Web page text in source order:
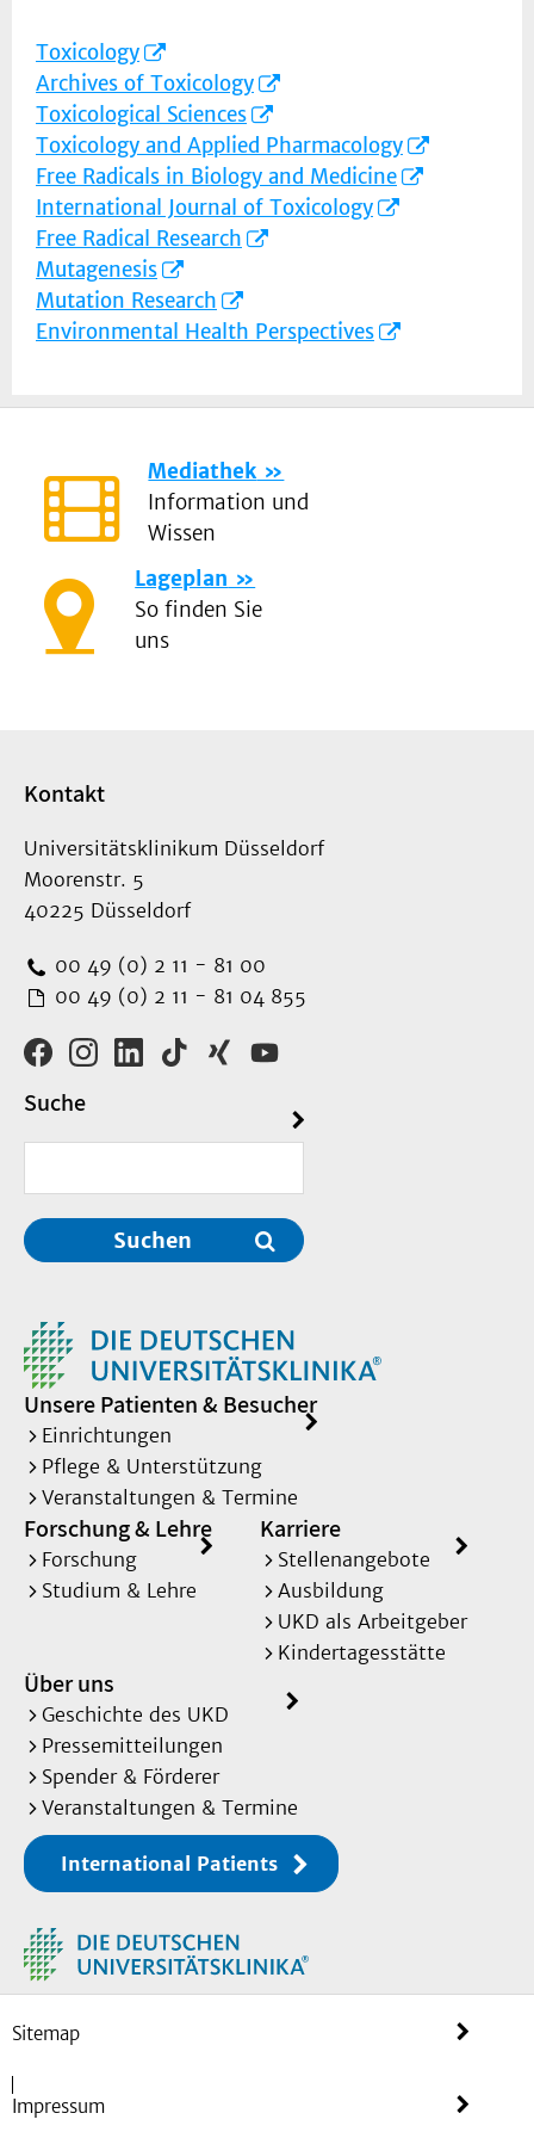
Toxicology
Archives of Toxicology
Toxicological Sciences
Toxicology and Applied Pharmacology
Free Radicals in Biology and Medicine
International Journal of Toxicology
Free Radical Research
Mutagenesis
Mutation Research
Environmental Health Perspectives
Mediathek
Information und
Wissen
Lageplan
So finden Sie
uns
Kontakt
Universitätsklinikum Düsseldorf
Moorenstr. 5
40225 Düsseldorf
00 49 (0) 2 11 - 81 00
00 49 (0) 2 11 - 81 04 855
Suche
Suchen
Unsere Patienten & Besucher
Einrichtungen
Pflege & Unterstützung
Veranstaltungen & Termine
Forschung & Lehre
Forschung
Studium & Lehre
Karriere
Stellenangebote
Ausbildung
UKD als Arbeitgeber
Kindertagesstätte
Über uns
Geschichte des UKD
Pressemitteilungen
Spender & Förderer
Veranstaltungen & Termine
International Patients
Sitemap
Impressum